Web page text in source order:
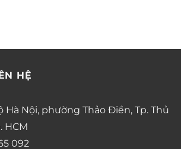
HỆ
Hà Nội, phường Thảo Điền, Tp. Thủ
HCM
092